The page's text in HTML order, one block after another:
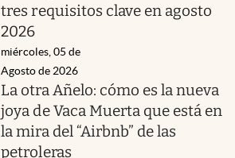
tres requisitos clave en agosto
2026
miércoles, 05 de
Agosto de 2026
La otra Añelo: cómo es la nueva
joya de Vaca Muerta que está en
la mira del “Airbnb” de las
petroleras